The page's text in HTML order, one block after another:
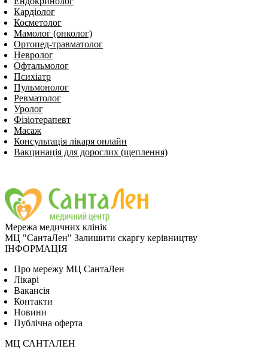
Кардіолог
Косметолог
Мамолог (онколог)
Ортопед-травматолог
Невролог
Офтальмолог
Психіатр
Пульмонолог
Ревматолог
Уролог
Фізіотерапевт
Масаж
Консультація лікаря онлайн
Вакцинація для дорослих (щеплення)
Мережа медичних клінік
МЦ "СантаЛен" Залишити скаргу керівництву
ІНФОРМАЦІЯ
Про мережу МЦ СантаЛен
Лікарі
Вакансія
Контакти
Новини
Публічна оферта
МЦ САНТАЛЕН